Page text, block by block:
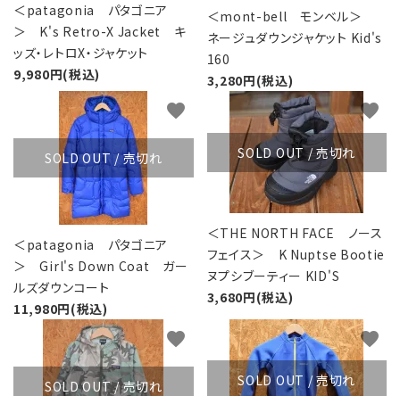
＜patagonia パタゴニア
＞ K's Retro-X Jacket キ
ッズ・レトロX・ジャケット
9,980円(税込)
＜mont-bell モンベル＞
ネージュダウンジャケット Kid's
160
3,280円(税込)
SOLD OUT / 売切れ
＜patagonia パタゴニア
＞ Girl's Down Coat ガー
ルズダウンコート
11,980円(税込)
favorite
SOLD OUT / 売切れ
＜THE NORTH FACE ノース
フェイス＞ K Nuptse Bootie
ヌプシブーティー KID'S
3,680円(税込)
favorite
SOLD OUT / 売切れ
favorite
SOLD OUT / 売切れ
favorite